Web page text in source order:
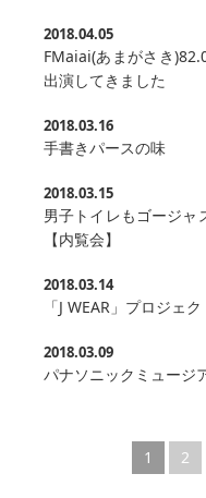
2018.04.05
FMaiai(あまがさき
出演してきました
2018.03.16
手書きパースの味
2018.03.15
男子トイレもゴージャ
【内覧会】
2018.03.14
「J WEAR」プロジェ
2018.03.09
パナソニックミュージ
1 2